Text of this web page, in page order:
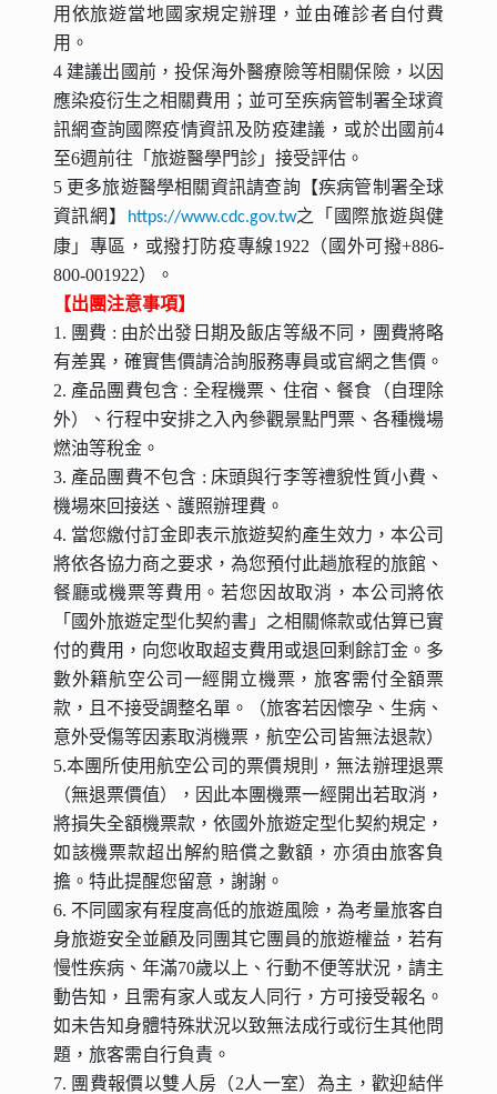
用依旅遊當地國家規定辦理，並由確診者自付費
用。
4 建議出國前，投保海外醫療險等相關保險，以因
應染疫衍生之相關費用；並可至疾病管制署全球資
訊網查詢國際疫情資訊及防疫建議，或於出國前4
至6週前往「旅遊醫學門診」接受評估。
5 更多旅遊醫學相關資訊請查詢【疾病管制署全球
資訊網】
https://www.cdc.gov.tw之「國際旅遊與健
康」專區，或撥打防疫專線1922（國外可撥+886-
800-001922）。
【出團注意事項】
1. 團費 : 由於出發日期及飯店等級不同，團費將略
有差異，確實售價請洽詢服務專員或官網之售價。
2. 產品團費包含 : 全程機票、住宿、餐食（自理除
外）、行程中安排之入內參觀景點門票、各種機場
燃油等稅金。
3. 產品團費不包含 : 床頭與行李等禮貌性質小費、
機場來回接送、護照辦理費。
4. 當您繳付訂金即表示旅遊契約產生效力，本公司
將依各協力商之要求，為您預付此趟旅程的旅館、
餐廳或機票等費用。若您因故取消，本公司將依
「國外旅遊定型化契約書」之相關條款或估算已實
付的費用，向您收取超支費用或退回剩餘訂金。多
數外籍航空公司一經開立機票，旅客需付全額票
款，且不接受調整名單。（旅客若因懷孕、生病、
意外受傷等因素取消機票，航空公司皆無法退款）
5.本團所使用航空公司的票價規則，無法辦理退票
（無退票價值），因此本團機票一經開出若取消，
將損失全額機票款，依國外旅遊定型化契約規定，
如該機票款超出解約賠償之數額，亦須由旅客負
擔。特此提醒您留意，謝謝。
6. 不同國家有程度高低的旅遊風險，為考量旅客自
身旅遊安全並顧及同團其它團員的旅遊權益，若有
慢性疾病、年滿70歲以上、行動不便等狀況，請主
動告知，且需有家人或友人同行，方可接受報名。
如未告知身體特殊狀況以致無法成行或衍生其他問
題，旅客需自行負責。
7. 團費報價以雙人房（2人一室）為主，歡迎結伴